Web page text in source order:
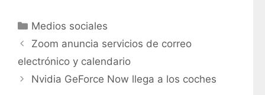
C
a
e
g
Medios sociales
Zoom anuncia servicios de correo
electrónico y calendario
Nvidia GeForce Now llega a los coches